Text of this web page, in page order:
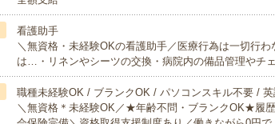
看護助手
＼無資格・未経験OKの看護助手／医療行為は一切行
は…・リネンやシーツの交換・病院内の備品管理やチ
職種未経験OK / ブランクOK / パソコンスキル不要 /
＼無資格＊未経験OK／★年齢不問・ブランクOK★履